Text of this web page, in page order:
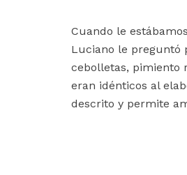
Cuando le
Luciano le preguntó
cebolletas, pimiento
eran idénticos al
descrito y permite